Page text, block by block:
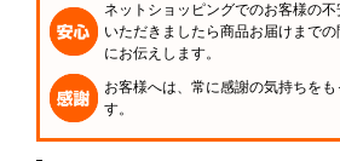
ネットショッピングでのお客様の
いただきましたら商品お届けまで
にお伝えします。
お客様へは、常に感謝の気持ちを
す。